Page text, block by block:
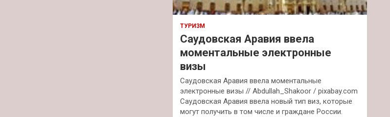
ТУРИЗМ
Саудовская Аравия ввела
моментальные электронные
визы
Саудовская Аравия ввела моментальные
электронные визы // Abdullah_Shakoor / pixabay.com
Саудовская Аравия ввела новый тип виз, которые
могут получить в том числе и граждане России.